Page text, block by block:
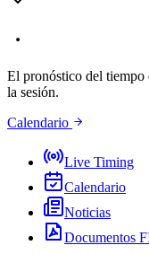
El pronóstico del tiempo
la sesión.
Calendario
Live Timing
Calendario
Noticias
Documentos